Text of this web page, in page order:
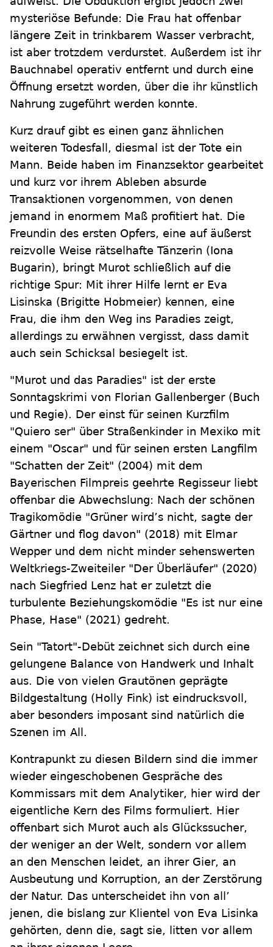
mysteriöse Befunde: Die Frau hat offenbar
längere Zeit in trinkbarem Wasser verbracht,
ist aber trotzdem verdurstet. Außerdem ist ihr
Bauchnabel operativ entfernt und durch eine
Öffnung ersetzt worden, über die ihr künstlich
Nahrung zugeführt werden konnte.
Kurz drauf gibt es einen ganz ähnlichen
weiteren Todesfall, diesmal ist der Tote ein
Mann. Beide haben im Finanzsektor gearbeitet
und kurz vor ihrem Ableben absurde
Transaktionen vorgenommen, von denen
jemand in enormem Maß profitiert hat. Die
Freundin des ersten Opfers, eine auf äußerst
reizvolle Weise rätselhafte Tänzerin (Iona
Bugarin), bringt Murot schließlich auf die
richtige Spur: Mit ihrer Hilfe lernt er Eva
Lisinska (Brigitte Hobmeier) kennen, eine
Frau, die ihm den Weg ins Paradies zeigt,
allerdings zu erwähnen vergisst, dass damit
auch sein Schicksal besiegelt ist.
"Murot und das Paradies" ist der erste
Sonntagskrimi von Florian Gallenberger (Buch
und Regie). Der einst für seinen Kurzfilm
"Quiero ser" über Straßenkinder in Mexiko mit
einem "Oscar" und für seinen ersten Langfilm
"Schatten der Zeit" (2004) mit dem
Bayerischen Filmpreis geehrte Regisseur liebt
offenbar die Abwechslung: Nach der schönen
Tragikomödie "Grüner wird’s nicht, sagte der
Gärtner und flog davon" (2018) mit Elmar
Wepper und dem nicht minder sehenswerten
Weltkriegs-Zweiteiler "Der Überläufer" (2020)
nach Siegfried Lenz hat er zuletzt die
turbulente Beziehungskomödie "Es ist nur eine
Phase, Hase" (2021) gedreht.
Sein "Tatort"-Debüt zeichnet sich durch eine
gelungene Balance von Handwerk und Inhalt
aus. Die von vielen Grautönen geprägte
Bildgestaltung (Holly Fink) ist eindrucksvoll,
aber besonders imposant sind natürlich die
Szenen im All.
Kontrapunkt zu diesen Bildern sind die immer
wieder eingeschobenen Gespräche des
Kommissars mit dem Analytiker, hier wird der
eigentliche Kern des Films formuliert. Hier
offenbart sich Murot auch als Glückssucher,
der weniger an der Welt, sondern vor allem
an den Menschen leidet, an ihrer Gier, an
Ausbeutung und Korruption, an der Zerstörung
der Natur. Das unterscheidet ihn von all’
jenen, die bislang zur Klientel von Eva Lisinka
gehörten, denn die, sagt sie, litten vor allem